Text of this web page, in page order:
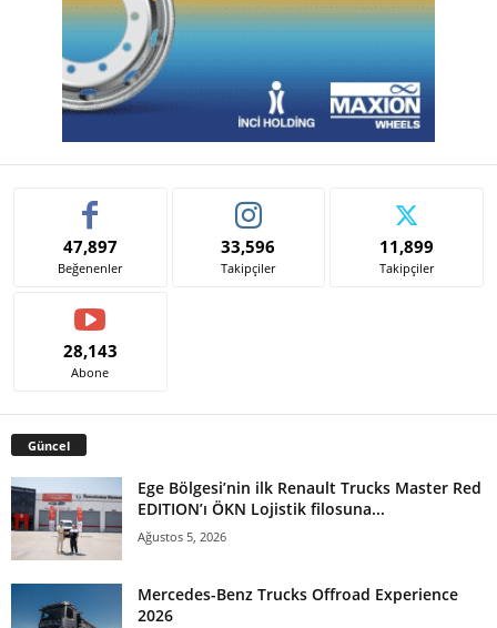
47,897
Beğenenler
33,596
Takipçiler
11,899
Takipçiler
28,143
Abone
Güncel
Ege Bölgesi’nin ilk Renault Trucks Master Red
EDITION’ı ÖKN Lojistik filosuna...
Ağustos 5, 2026
Mercedes-Benz Trucks Offroad Experience
2026